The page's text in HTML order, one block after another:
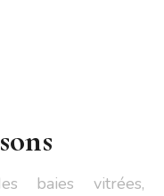
baies vitrées,